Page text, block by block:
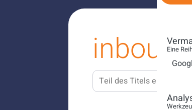
inbound
Teil des Titels eingeben
Eine